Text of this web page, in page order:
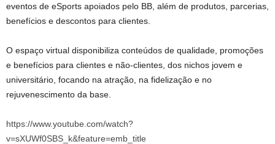
eventos de eSports apoiados pelo BB, além de produtos, parcerias,
benefícios e descontos para clientes.
O espaço virtual disponibiliza conteúdos de qualidade, promoções
e benefícios para clientes e não-clientes, dos nichos jovem e
universitário, focando na atração, na fidelização e no
rejuvenescimento da base.
https://www.youtube.com/watch?
v=sXUWf0SBS_k&feature=emb_title